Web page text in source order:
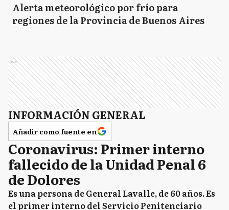
Alerta meteorológico por frío para
regiones de la Provincia de Buenos Aires
Ads
INFORMACIÓN GENERAL
Añadir como fuente en
Coronavirus: Primer interno
fallecido de la Unidad Penal 6
de Dolores
Es una persona de General Lavalle, de 60 años. Es
el primer interno del Servicio Penitenciario